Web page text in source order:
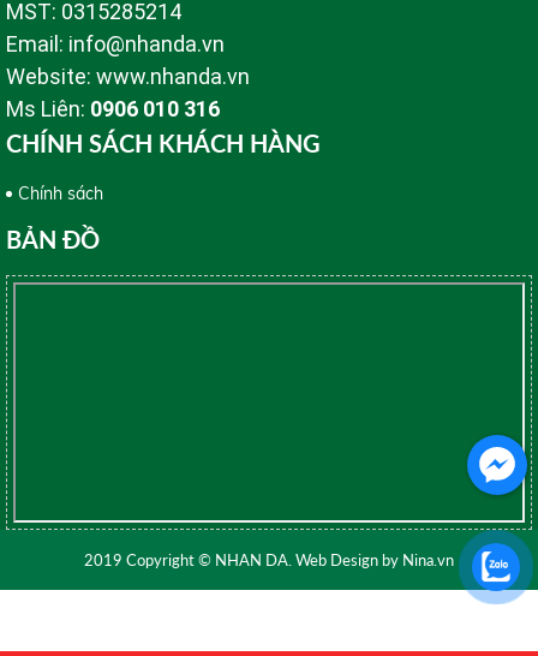
MST: 0315285214
Email: info@nhanda.vn
Website: www.nhanda.vn
Ms Liên: 0906 010 316
CHÍNH SÁCH KHÁCH HÀNG
Chính sách
BẢN ĐỒ
2019 Copyright © NHAN DA. Web Design by Nina.vn